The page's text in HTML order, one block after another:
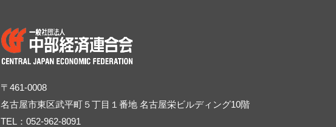
〒461-0008
名古屋市東区武平町５丁目１番地 名古屋栄ビルディング10階
TEL：052-962-8091